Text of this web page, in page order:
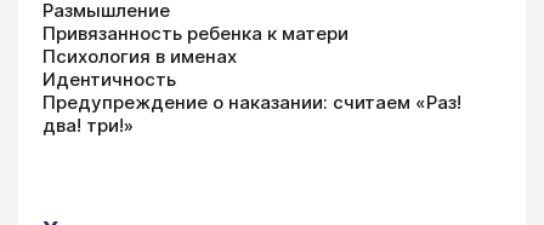
Размышление
Привязанность ребенка к матери
Психология в именах
Идентичность
Предупреждение о наказании: считаем «Раз!
два! три!»